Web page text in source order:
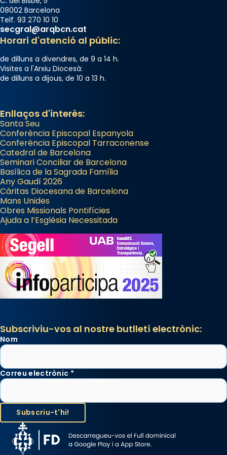
08002 Barcelona
Telf. 93 270 10 10
secgral@arqbcn.cat
Horari d'atenció al públic:
de dilluns a divendres, de 9 a 14 h.
Visites a l'Arxiu Diocesà:
de dilluns a dijous, de 10 a 13 h.
Enllaços d'interès:
Santa Seu
Conferència Episcopal Espanyola
Conferència Episcopal Tarraconense
Catedral de Barcelona
Seminari Conciliar de Barcelona
Basílica de la Sagrada Família
Any Gaudí 2026
Càritas Diocesana de Barcelona
Mans Unides
Obres Missionals Pontifícies
Ajuda a l’Església Necessitada
Subscriviu-vos al nostre butlletí electrònic:
Nom
Correu electrònic *